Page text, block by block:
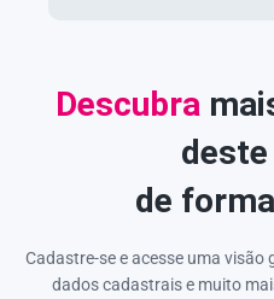
Descubra
deste
de
Cadastre-se e acesse uma
dados cadastrais e muito